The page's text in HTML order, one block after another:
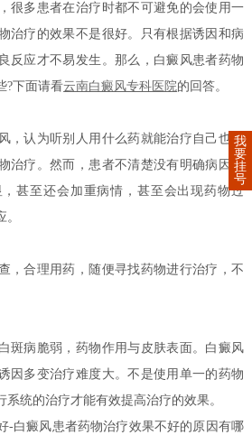
很多患者在治疗时都不可避免的会使用一
治疗的效果不是很好。只有根据诱因和病
反应才不易发生。那么，白癜风患者药物
?下面请看云南白癜风专科医院的回答。
认为听别人用什么药就能治疗自己也可
治疗。然而，患者不清楚没有明确病因盲
甚至还会加重病情，甚至会出现药物过
合理用药，随便寻找药物进行治疗，不
病脆弱，药物作用与皮肤表面。白癜风
因多变治疗难度大。不是使用单一的药物
统的治疗才能有效提高治疗的效果。
癜风患者药物治疗效果不好的原因有哪
我
要
挂
号